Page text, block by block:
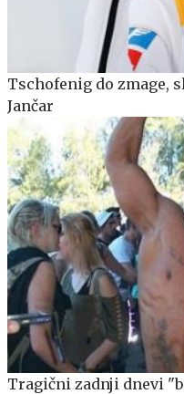
Tschofenig do zmage,
Jančar
Tragični zadnji dnevi